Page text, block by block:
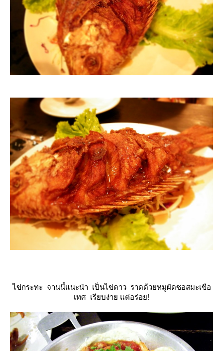
ไข่กระทะ จานนี้แนะนำ เป็นไข่ดาว ราดด้วยหมูผัดซอสมะเขือ
เทศ เรียบง่าย แต่อร่อย!